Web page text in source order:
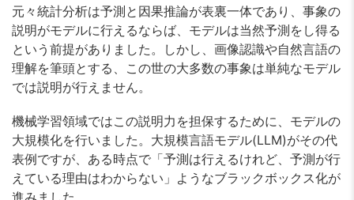
元々統計分析は予測と因果推論が表裏一体であり、事象の
説明がモデルに行えるならば、モデルは当然予測をし得る
という前提がありました。しかし、画像認識や自然言語の
理解を筆頭とする、この世の大多数の事象は単純なモデル
では説明が行えません。
機械学習領域ではこの説明力を担保するために、モデルの
大規模化を行いました。大規模言語モデル(LLM)がその代
表例ですが、ある時点で「予測は行えるけれど、予測が行
えている理由はわからない」ようなブラックボックス化が